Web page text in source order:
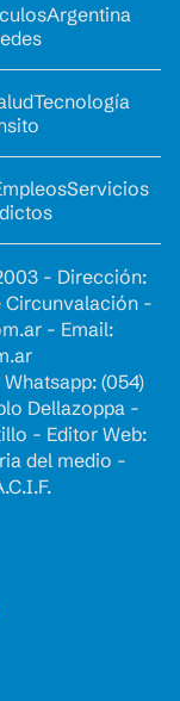
Argentina
Tecnología
Servicios
- Dirección:
Circunvalación -
- Email:
Whatsapp: (054)
Dellazoppa -
- Editor Web:
del medio -